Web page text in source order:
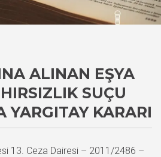
ALINAN EŞYA
SUÇU
YARGITAY KARARI
13. Ceza Dairesi – 2011/2486 –